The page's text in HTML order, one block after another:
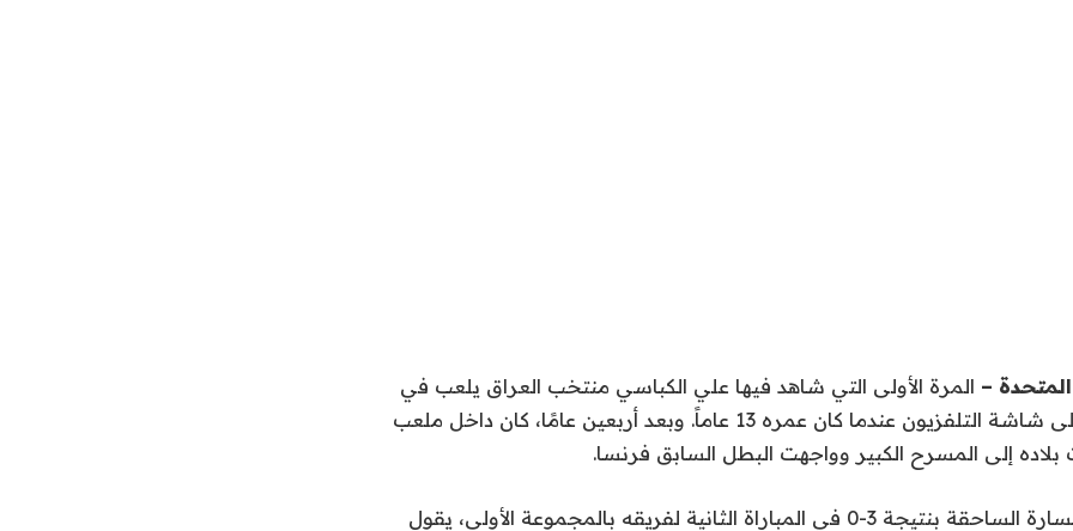
المتحدة – المرة الأولى التي شاهد فيها علي الكباسي منتخب العراق يلعب في
كأس العالم كانت على شاشة التلفزيون عندما كان عمره 13 عاماً. وبعد أربعين عامًا، كان داخل ملعب
بلاده إلى المسرح الكبير وواجهت البطل السابق فرنسا.
وعلى الرغم من الخسارة الساحقة بنتيجة 3-0 في المباراة الثانية لفريقه بالمجموعة الأولى، يقول